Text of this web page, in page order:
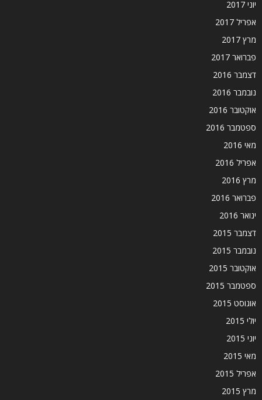
יוני 2017
אפריל 2017
מרץ 2017
פברואר 2017
דצמבר 2016
נובמבר 2016
אוקטובר 2016
ספטמבר 2016
מאי 2016
אפריל 2016
מרץ 2016
פברואר 2016
ינואר 2016
דצמבר 2015
נובמבר 2015
אוקטובר 2015
ספטמבר 2015
אוגוסט 2015
יולי 2015
יוני 2015
מאי 2015
אפריל 2015
מרץ 2015